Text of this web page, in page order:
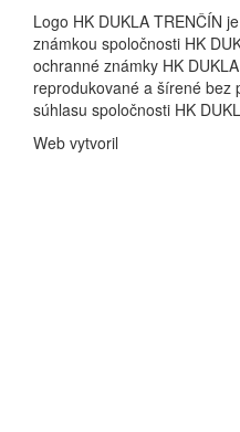
Logo HK DUKLA TRENČÍN
známkou spoločnosti HK
ochranné známky HK
reprodukované a šírené bez
súhlasu spoločnosti HK
Web vytvoril